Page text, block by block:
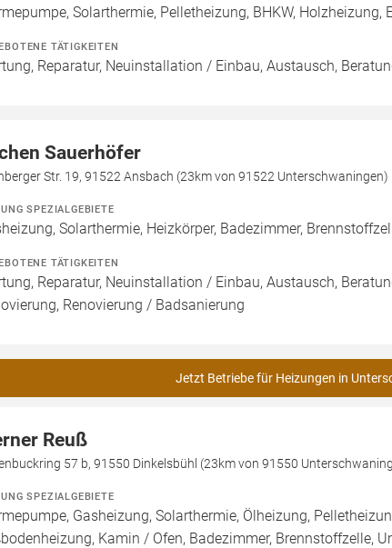
Solarthermie, Pelletheizung, BHKW,
TÄTIGKEITEN
Reparatur, Neuinstallation / Einbau, Austausch,
Sauerhöfer
Str. 19, 91522 Ansbach (23km von 91522 Unterschwaningen)
SPEZIALGEBIETE
Solarthermie, Heizkörper, Badezimmer,
TÄTIGKEITEN
Reparatur, Neuinstallation / Einbau, Austausch,
Renovierung / Badsanierung
Jetzt Betriebe für Heizungen in
Reuß
57 b, 91550 Dinkelsbühl (23km von 91550
SPEZIALGEBIETE
Gasheizung, Solarthermie, Ölheizung,
Kamin / Ofen, Badezimmer, Brennstoffzelle,